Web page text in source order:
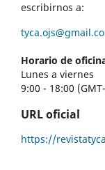
escribirnos a:
Horario de
Lunes a viernes
9:00 - 18:00
URL oficial
https://